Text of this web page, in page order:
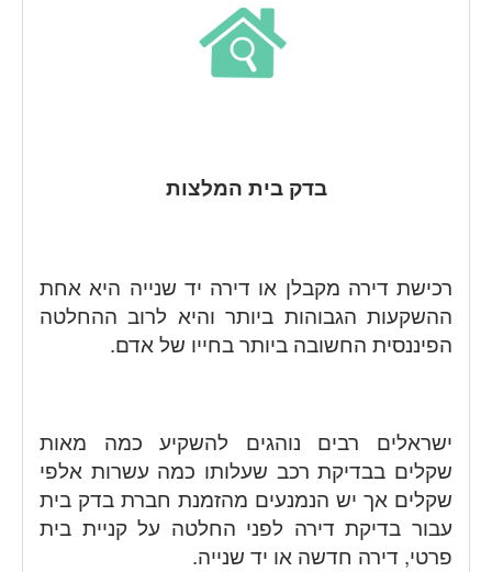
בדק בית המלצות
רכישת דירה מקבלן או דירה יד שנייה היא אחת
ההשקעות הגבוהות ביותר והיא לרוב ההחלטה
הפיננסית החשובה ביותר בחייו של אדם.
ישראלים רבים נוהגים להשקיע כמה מאות
שקלים בבדיקת רכב שעלותו כמה עשרות אלפי
שקלים אך יש הנמנעים מהזמנת חברת בדק בית
עבור בדיקת דירה לפני החלטה על קניית בית
פרטי, דירה חדשה או יד שנייה.